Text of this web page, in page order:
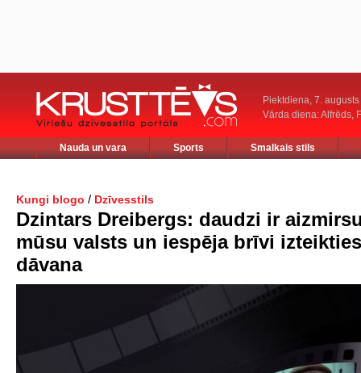
Piektdiena, 7. augusts
Vārda diena: Alfrēds,
Nauda un vara Sports Smalkais stils
Kungi blogo / Dzīvesstils
Dzintars Dreibergs: daudzi ir
mūsu valsts un iespēja brīvi
dāvana